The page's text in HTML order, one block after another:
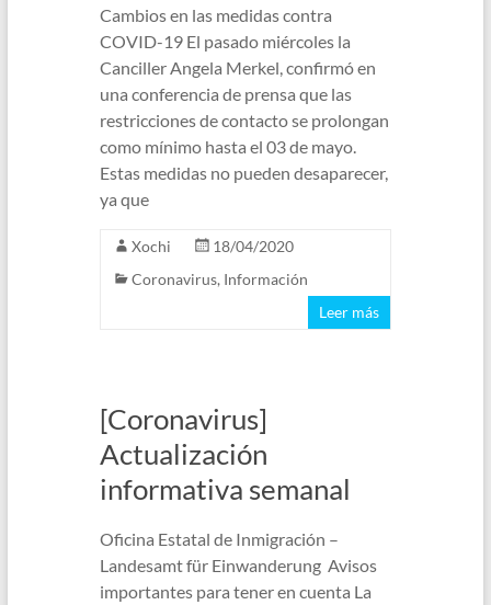
Cambios en las medidas contra
COVID-19 El pasado miércoles la
Canciller Angela Merkel, confirmó en
una conferencia de prensa que las
restricciones de contacto se prolongan
como mínimo hasta el 03 de mayo.
Estas medidas no pueden desaparecer,
ya que
Xochi
18/04/2020
Coronavirus, Información
Leer más
[Coronavirus]
Actualización
informativa semanal
Oficina Estatal de Inmigración –
Landesamt für Einwanderung Avisos
importantes para tener en cuenta La